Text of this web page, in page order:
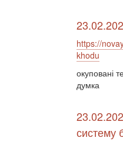
https://
khodu
окуповані
думка
систему